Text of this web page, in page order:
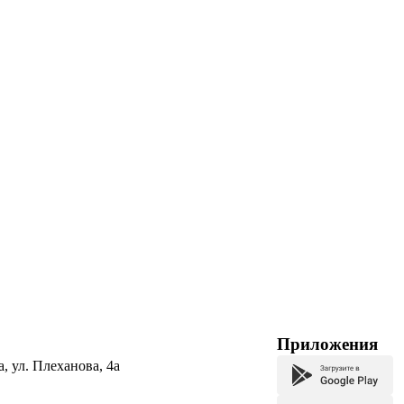
ул. Плеханова, 4а
Приложения